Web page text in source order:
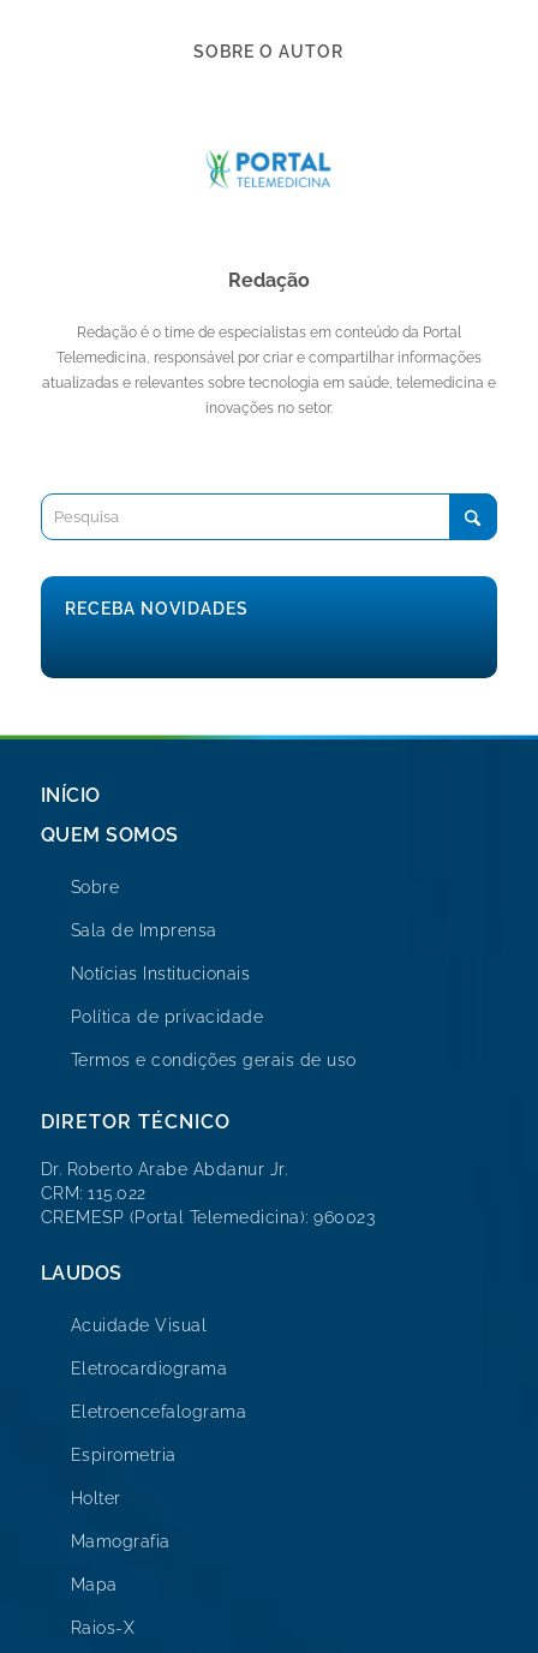
SOBRE O AUTOR
Redação
Redação é o time de especialistas em conteúdo da Portal
Telemedicina, responsável por criar e compartilhar informações
atualizadas e relevantes sobre tecnologia em saúde, telemedicina e
inovações no setor.
RECEBA NOVIDADES
INÍCIO
QUEM SOMOS
Sobre
Sala de Imprensa
Notícias Institucionais
Política de privacidade
Termos e condições gerais de uso
DIRETOR TÉCNICO
Dr. Roberto Arabe Abdanur Jr.
CRM: 115.022
CREMESP (Portal Telemedicina): 960023
LAUDOS
Acuidade Visual
Eletrocardiograma
Eletroencefalograma
Espirometria
Holter
Mamografia
Mapa
Raios-X